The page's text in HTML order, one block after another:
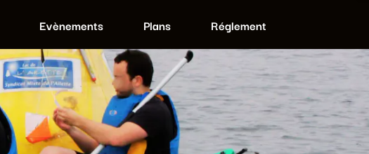
Evènements Plans Réglement